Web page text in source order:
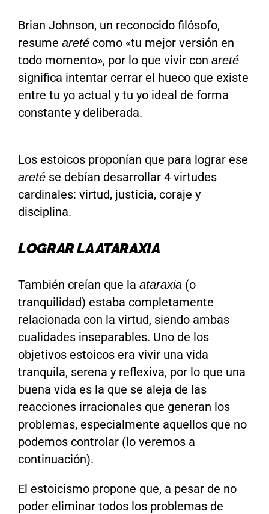
Brian Johnson, un reconocido filósofo,
resume aretécomo «tu mejor versión en
todo momento», por lo que vivir con areté
significa intentar cerrar el hueco que existe
entre tu yo actual y tu yo ideal de forma
constante y deliberada.
Los estoicos proponían que para lograr ese
aretése debían desarrollar 4 virtudes
cardinales: virtud, justicia, coraje y
disciplina.
LOGRAR LA ATARAXIA
También creían que la ataraxia(o
tranquilidad) estaba completamente
relacionada con la virtud, siendo ambas
cualidades inseparables. Uno de los
objetivos estoicos era vivir una vida
tranquila, serena y reflexiva, por lo que una
buena vida es la que se aleja de las
reacciones irracionales que generan los
problemas, especialmente aquellos que no
podemos controlar (lo veremos a
continuación).
El estoicismo propone que, a pesar de no
poder eliminar todos los problemas de